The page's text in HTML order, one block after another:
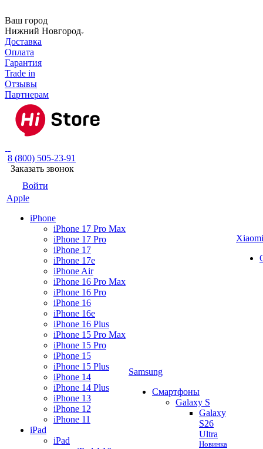
Ваш город
Нижний Новгород
Доставка
Оплата
Гарантия
Trade in
Отзывы
Партнерам
8 (800) 505-23-91
Заказать звонок
Войти
Apple
iPhone
iPhone 17 Pro Max
iPhone 17 Pro
iPhone 17
iPhone 17e
iPhone Air
iPhone 16 Pro Max
iPhone 16 Pro
iPhone 16
iPhone 16e
iPhone 16 Plus
iPhone 15 Pro Max
iPhone 15 Pro
iPhone 15
iPhone 15 Plus
iPhone 14
iPhone 14 Plus
iPhone 13
iPhone 12
iPhone 11
iPad
iPad
Samsung
Смартфоны
Galaxy S
Galaxy
S26
Ultra
Новинка
Xiaomi